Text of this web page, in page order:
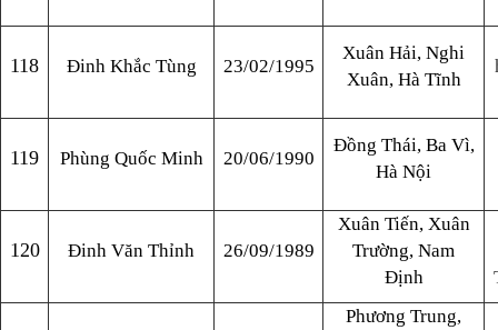
118 Đinh Khắc Tùng 23/02/1995
Xuân Hải, Nghi
Xuân, Hà Tĩnh
119 Phùng Quốc Minh 20/06/1990
Đồng Thái, Ba Vì,
Hà Nội
120 Đinh Văn Thỉnh 26/09/1989
Xuân Tiến, Xuân
Trường, Nam
Định
Phương Trung,